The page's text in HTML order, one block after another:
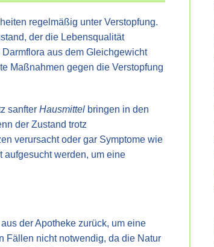
regelmäßig unter Verstopfung.
der die Lebensqualität
aus dem Gleichgewicht
Maßnahmen gegen die Verstopfung
sanfter Hausmittel bringen in den
der Zustand trotz
verursacht oder gar Symptome wie
aufgesucht werden, um eine
der Apotheke zurück, um eine
Fällen nicht notwendig, da die Natur